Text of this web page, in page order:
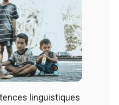
linguistiques